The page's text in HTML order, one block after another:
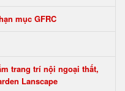
mục GFRC
trang trí nội ngoại thất,
Lanscape